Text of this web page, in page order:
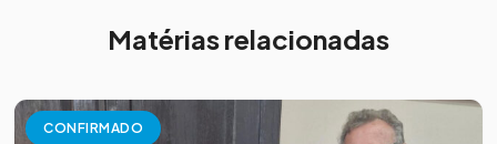
Matérias relacionadas
CONFIRMADO